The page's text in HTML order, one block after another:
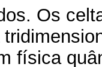
Os
física